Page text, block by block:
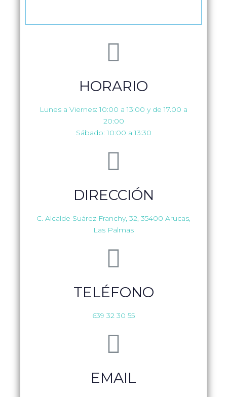
HORARIO
Lunes a Viernes: 10:00 a 13:00 y de 17.00 a
20:00
Sábado: 10:00 a 13:30
DIRECCIÓN
C. Alcalde Suárez Franchy, 32, 35400 Arucas,
Las Palmas
TELÉFONO
639 32 30 55
EMAIL